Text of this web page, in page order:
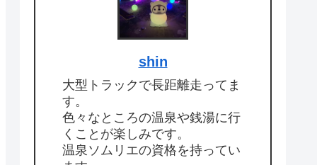
shin
大型トラックで長距離走ってま
す。
色々なところの温泉や銭湯に行
くことが楽しみです。
温泉ソムリエの資格を持ってい